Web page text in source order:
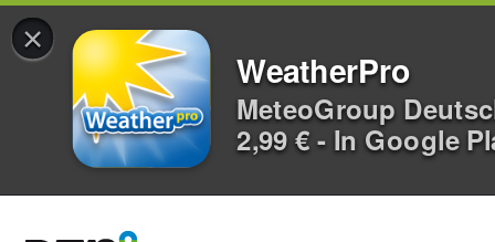
×
WeatherPro
MeteoGroup
2,99 € - In Google